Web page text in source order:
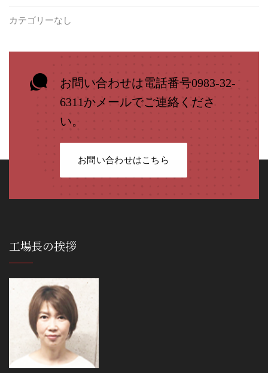
カテゴリーなし
お問い合わせは電話番号0983-32-
6311かメールでご連絡くださ
い。
お問い合わせはこちら
工場長の挨拶